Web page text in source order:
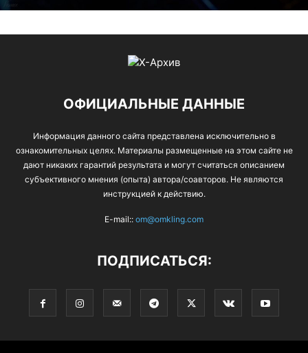
ОФИЦИАЛЬНЫЕ ДАННЫЕ
Информация данного сайта представлена исключительно в
ознакомительных целях. Материалы размещенные на этом сайте не
дают никаких гарантий результата и могут считаться описанием
субъективного мнения (опыта) автора/соавторов. Не являются
инструкцией к действию.
E-mail:: om@omkling.com
ПОДПИСАТЬСЯ: